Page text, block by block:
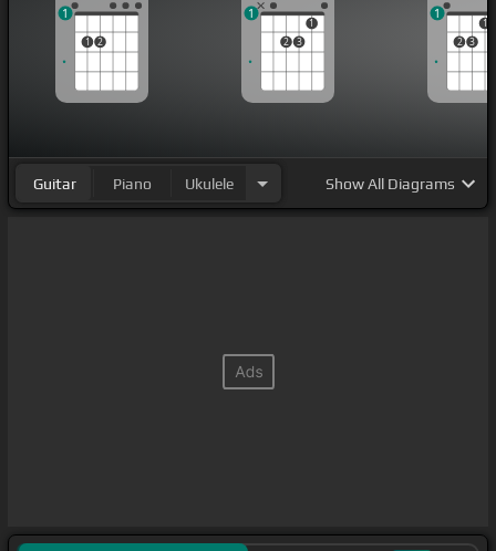
1 2
1
2 3
1
1
2 3
1
1
Guitar Piano Ukulele ShowAll Diagrams